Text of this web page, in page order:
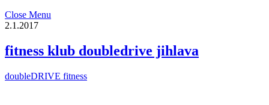
Close Menu
2.1.2017
fitness klub doubledrive jihlava
doubleDRIVE fitness